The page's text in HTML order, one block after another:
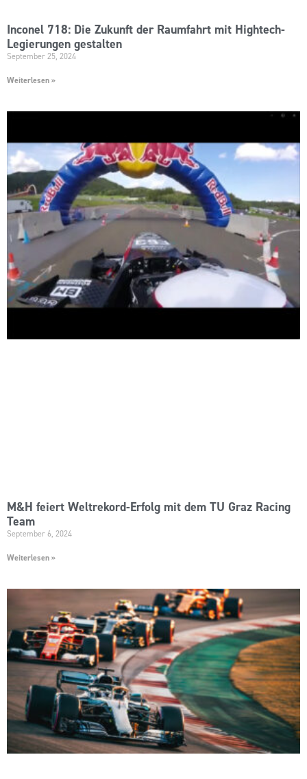
Inconel 718: Die Zukunft der Raumfahrt mit Hightech-
Legierungen gestalten
September 25, 2024
Weiterlesen »
M&H feiert Weltrekord-Erfolg mit dem TU Graz Racing
Team
September 6, 2024
Weiterlesen »